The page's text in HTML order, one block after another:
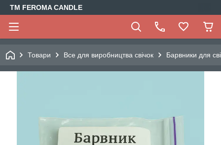
TM FEROMA CANDLE
Товари Все для виробництва свічок Барвники для